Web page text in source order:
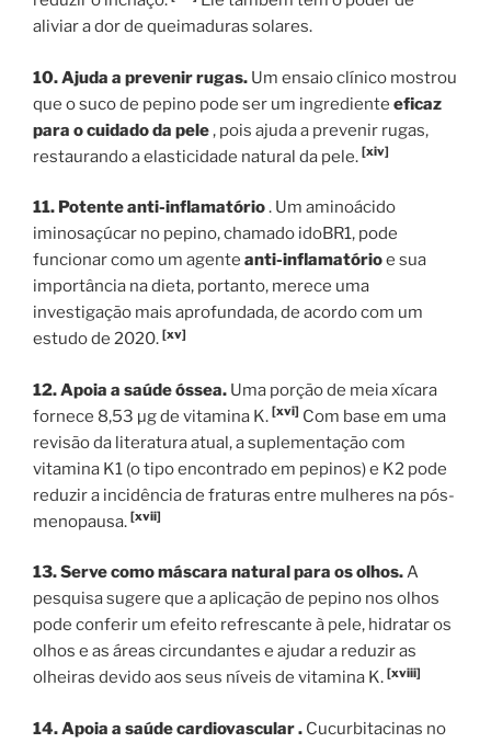
aliviar a dor de queimaduras solares.
10. Ajuda a prevenir rugas. Um ensaio clínico mostrou
que o suco de pepino pode ser um ingrediente eficaz
para o cuidado da pele, pois ajuda a prevenir rugas,
restaurando a elasticidade natural da pele. [xiv]
11. Potente anti-inflamatório. Um aminoácido
iminosaçúcar no pepino, chamado idoBR1, pode
funcionar como um agente anti-inflamatórioe sua
importância na dieta, portanto, merece uma
investigação mais aprofundada, de acordo com um
estudo de 2020. [xv]
12. Apoia a saúde óssea. Uma porção de meia xícara
fornece 8,53 µg de vitamina K. [xvi] Com base em uma
revisão da literatura atual, a suplementação com
vitamina K1 (o tipo encontrado em pepinos) e K2 pode
reduzir a incidência de fraturas entre mulheres na pós-
menopausa. [xvii]
13. Serve como máscara natural para os olhos.A
pesquisa sugere que a aplicação de pepino nos olhos
pode conferir um efeito refrescante à pele, hidratar os
olhos e as áreas circundantes e ajudar a reduzir as
olheiras devido aos seus níveis de vitamina K. [xviii]
14. Apoia a saúde cardiovascular . Cucurbitacinas no